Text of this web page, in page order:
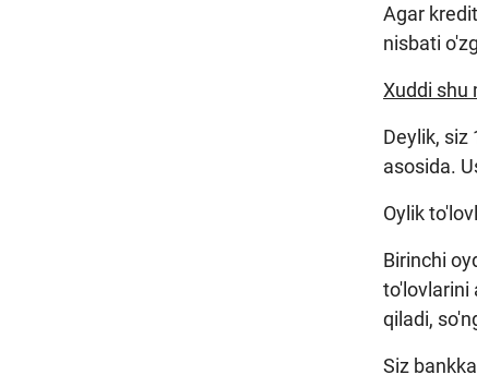
Agar
nisbati
Xuddi shu
Deylik, siz
asosida.
Oylik
Birinchi
to'lovlarini
qiladi,
Siz